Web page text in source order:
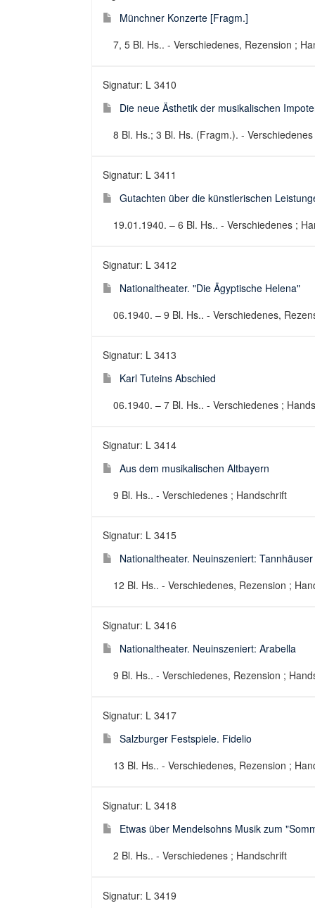
Münchner Konzerte [Fragm.]
7, 5 Bl. Hs.. - Verschiedenes, Rezension ;
Signatur: L 3410
Die neue Ästhetik der musikalischen
8 Bl. Hs.; 3 Bl. Hs. (Fragm.). -
Signatur: L 3411
Gutachten über die künstlerischen
19.01.1940. – 6 Bl. Hs.. - Verschiedenes ;
Signatur: L 3412
Nationaltheater. "Die Ägyptische Helena"
06.1940. – 9 Bl. Hs.. - Verschiedenes,
Signatur: L 3413
Karl Tuteins Abschied
06.1940. – 7 Bl. Hs.. - Verschiedenes ;
Signatur: L 3414
Aus dem musikalischen Altbayern
9 Bl. Hs.. - Verschiedenes ; Handschrift
Signatur: L 3415
Nationaltheater. Neuinszeniert: Tannhäuser
12 Bl. Hs.. - Verschiedenes, Rezension ;
Signatur: L 3416
Nationaltheater. Neuinszeniert: Arabella
9 Bl. Hs.. - Verschiedenes, Rezension ;
Signatur: L 3417
Salzburger Festspiele. Fidelio
13 Bl. Hs.. - Verschiedenes, Rezension ;
Signatur: L 3418
Etwas über Mendelsohns Musik zum
2 Bl. Hs.. - Verschiedenes ; Handschrift
Signatur: L 3419